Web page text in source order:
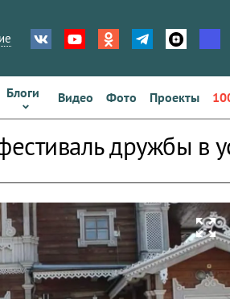
Блоги Видео Фото Проекты
дружбы в
zoom_out_map